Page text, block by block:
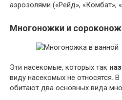
аэрозолями («Рейд», «Комбат»,
Многоножки и
Эти насекомые, которых так
виду насекомых не относятся. В
обитают два основных вида